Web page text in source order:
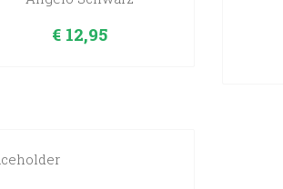
€ 12,95